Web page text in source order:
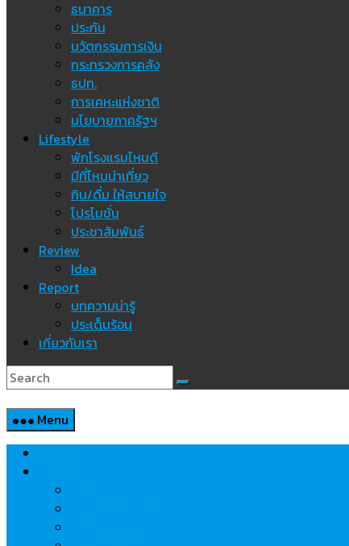
ธนาคาร
ประกัน
นวัตกรรมการเงิน
กระทรวงการคลัง
ธปท.
การเคหะแห่งชาติ
นโยบายภาครัฐฯ
Lifestyle
พักโรงแรมไหนดี
มีที่ไหนน่าเที่ยว
กิน/ดื่ม ให้สบายใจ
โปรโมชั่น
ประชาสัมพันธ์
Review
Idea
Report
บทความน่ารู้
ประเด็นร้อน
เกี่ยวกับเรา
Menu